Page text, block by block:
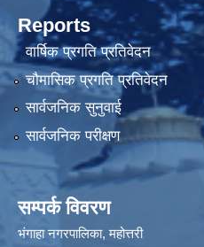
Reports
वार्षिक प्रगति प्रतिवेदन
चौमासिक प्रगति प्रतिवेदन
सार्वजनिक सुनुवाई
सार्वजनिक परीक्षण
सम्पर्क विवरण
भंगाहा नगरपालिका, महोत्तरी